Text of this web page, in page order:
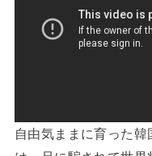
自由気ままに育った韓